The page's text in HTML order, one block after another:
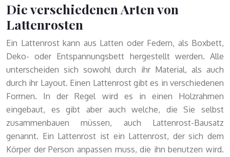
Die verschiedenen Arten von
Lattenrosten
Ein Lattenrost kann aus Latten oder Federn, als Boxbett,
Deko- oder Entspannungsbett hergestellt werden. Alle
unterscheiden sich sowohl durch ihr Material, als auch
durch ihr Layout. Einen Lattenrost gibt es in verschiedenen
Formen. In der Regel wird es in einen Holzrahmen
eingebaut, es gibt aber auch welche, die Sie selbst
zusammenbauen müssen, auch Lattenrost-Bausatz
genannt. Ein Lattenrost ist ein Lattenrost, der sich dem
Körper der Person anpassen muss, die ihn benutzen wird.